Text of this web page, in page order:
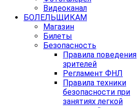
Видеоканал
БОЛЕЛЬЩИКАМ
Магазин
Билеты
Безопасность
Правила поведения
зрителей
Регламент ФНЛ
Правила техники
безопасности при
занятиях легкой